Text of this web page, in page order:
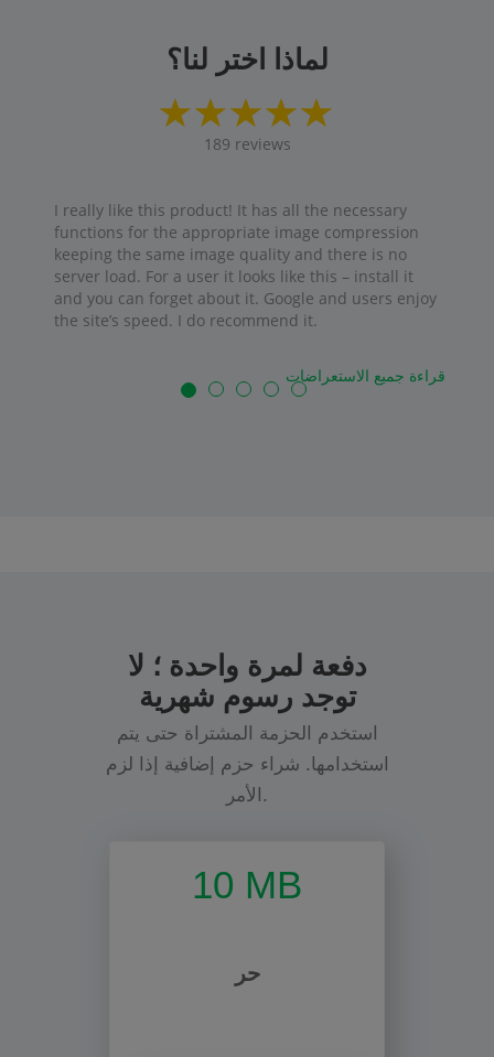
لماذا اختر لنا؟
189 reviews
I really like this product! It has all the necessary
functions for the appropriate image compression
keeping the same image quality and there is no
server load. For a user it looks like this – install it
and you can forget about it. Google and users enjoy
the site’s speed. I do recommend it.
قراءة جميع الاستعراضات
دفعة لمرة واحدة ؛ لا
توجد رسوم شهرية
استخدم الحزمة المشتراة حتى يتم
استخدامها. شراء حزم إضافية إذا لزم
الأمر.
10 MB
حر